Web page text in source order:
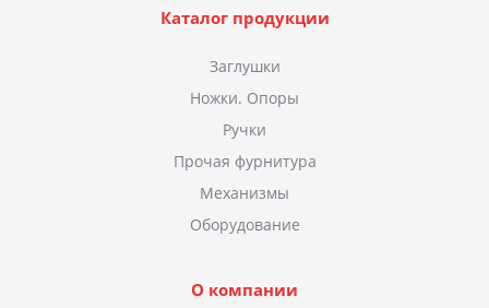
Каталог продукции
Заглушки
Ножки. Опоры
Ручки
Прочая фурнитура
Механизмы
Оборудование
О компании